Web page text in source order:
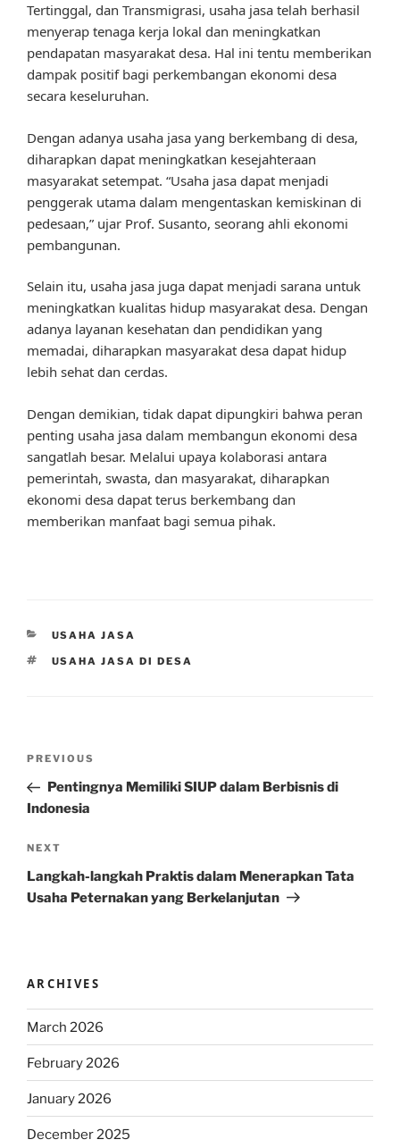
Tertinggal, dan Transmigrasi, usaha jasa telah berhasil
menyerap tenaga kerja lokal dan meningkatkan
pendapatan masyarakat desa. Hal ini tentu memberikan
dampak positif bagi perkembangan ekonomi desa
secara keseluruhan.
Dengan adanya usaha jasa yang berkembang di desa,
diharapkan dapat meningkatkan kesejahteraan
masyarakat setempat. “Usaha jasa dapat menjadi
penggerak utama dalam mengentaskan kemiskinan di
pedesaan,” ujar Prof. Susanto, seorang ahli ekonomi
pembangunan.
Selain itu, usaha jasa juga dapat menjadi sarana untuk
meningkatkan kualitas hidup masyarakat desa. Dengan
adanya layanan kesehatan dan pendidikan yang
memadai, diharapkan masyarakat desa dapat hidup
lebih sehat dan cerdas.
Dengan demikian, tidak dapat dipungkiri bahwa peran
penting usaha jasa dalam membangun ekonomi desa
sangatlah besar. Melalui upaya kolaborasi antara
pemerintah, swasta, dan masyarakat, diharapkan
ekonomi desa dapat terus berkembang dan
memberikan manfaat bagi semua pihak.
CATEGORIES
USAHA JASA
TAGS
USAHA JASA DI DESA
Previous
Post
PREVIOUS
Pentingnya Memiliki SIUP dalam Berbisnis di
Indonesia
Next
Post
NEXT
Langkah-langkah Praktis dalam Menerapkan Tata
Usaha Peternakan yang Berkelanjutan
ARCHIVES
March 2026
February 2026
January 2026
December 2025